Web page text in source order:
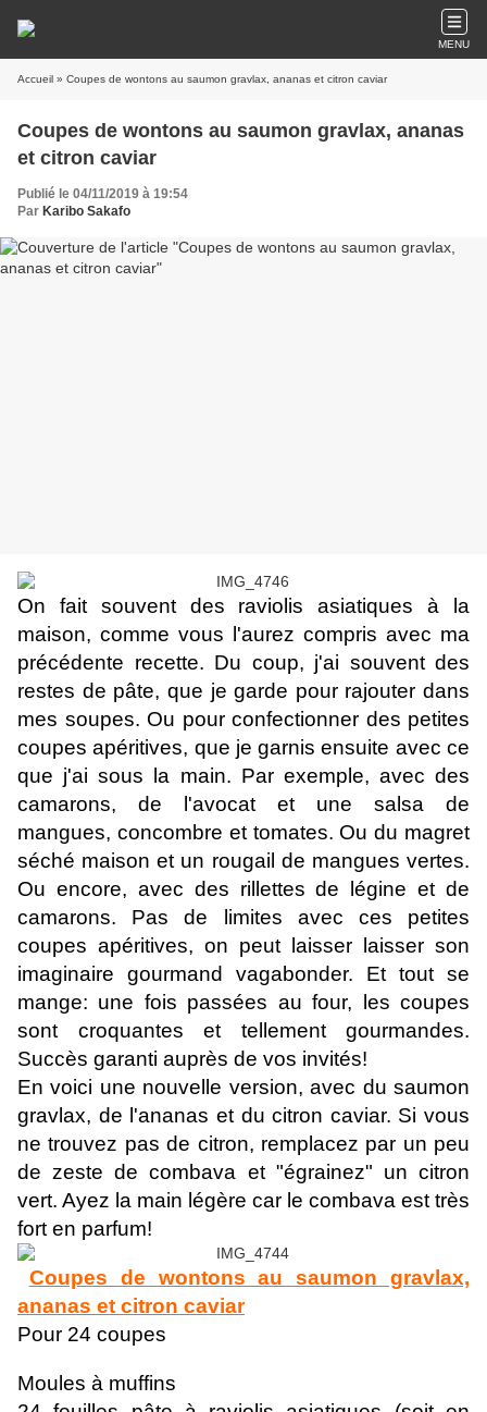
MENU
Accueil » Coupes de wontons au saumon gravlax, ananas et citron caviar
Coupes de wontons au saumon gravlax, ananas
et citron caviar
Publié le 04/11/2019 à 19:54
Par Karibo Sakafo
On fait souvent des raviolis asiatiques à la
maison, comme vous l'aurez compris avec ma
précédente recette. Du coup, j'ai souvent des
restes de pâte, que je garde pour rajouter dans
mes soupes. Ou pour confectionner des petites
coupes apéritives, que je garnis ensuite avec ce
que j'ai sous la main. Par exemple, avec des
camarons, de l'avocat et une salsa de
mangues, concombre et tomates. Ou du magret
séché maison et un rougail de mangues vertes.
Ou encore, avec des rillettes de légine et de
camarons. Pas de limites avec ces petites
coupes apéritives, on peut laisser laisser son
imaginaire gourmand vagabonder. Et tout se
mange: une fois passées au four, les coupes
sont croquantes et tellement gourmandes.
Succès garanti auprès de vos invités!
En voici une nouvelle version, avec du saumon
gravlax, de l'ananas et du citron caviar. Si vous
ne trouvez pas de citron, remplacez par un peu
de zeste de combava et "égrainez" un citron
vert. Ayez la main légère car le combava est très
fort en parfum!
Coupes de wontons au saumon gravlax,
ananas et citron caviar
Pour 24 coupes
Moules à muffins